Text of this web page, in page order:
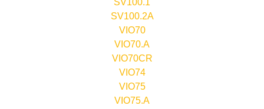
SV100.1
SV100.2A
VIO70
VIO70.A
VIO70CR
VIO74
VIO75
VIO75.A